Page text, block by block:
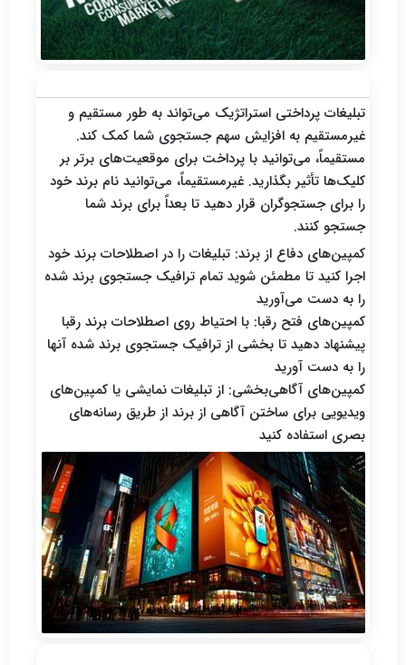
تبلیغات پرداختی استراتژیک می‌تواند به طور مستقیم و
غیرمستقیم به افزایش سهم جستجوی شما کمک کند.
مستقیماً، می‌توانید با پرداخت برای موقعیت‌های برتر بر
کلیک‌ها تأثیر بگذارید. غیرمستقیماً، می‌توانید نام برند خود
را برای جستجوگران قرار دهید تا بعداً برای برند شما
جستجو کنند.
کمپین‌های دفاع از برند: تبلیغات را در اصطلاحات برند خود
اجرا کنید تا مطمئن شوید تمام ترافیک جستجوی برند شده
را به دست می‌آورید
کمپین‌های فتح رقبا: با احتیاط روی اصطلاحات برند رقبا
پیشنهاد دهید تا بخشی از ترافیک جستجوی برند شده آنها
را به دست آورید
کمپین‌های آگاهی‌بخشی: از تبلیغات نمایشی یا کمپین‌های
ویدیویی برای ساختن آگاهی از برند از طریق رسانه‌های
بصری استفاده کنید